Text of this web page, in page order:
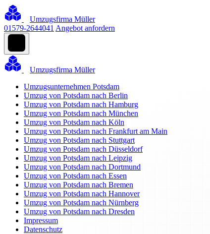
Umzugsfirma Müller
01579-2644041 Angebot anfordern
Umzugsfirma Müller
Umzugsunternehmen Potsdam
Umzug von Potsdam nach Berlin
Umzug von Potsdam nach Hamburg
Umzug von Potsdam nach München
Umzug von Potsdam nach Köln
Umzug von Potsdam nach Frankfurt am Main
Umzug von Potsdam nach Stuttgart
Umzug von Potsdam nach Düsseldorf
Umzug von Potsdam nach Leipzig
Umzug von Potsdam nach Dortmund
Umzug von Potsdam nach Essen
Umzug von Potsdam nach Bremen
Umzug von Potsdam nach Hannover
Umzug von Potsdam nach Nürnberg
Umzug von Potsdam nach Dresden
Impressum
Datenschutz